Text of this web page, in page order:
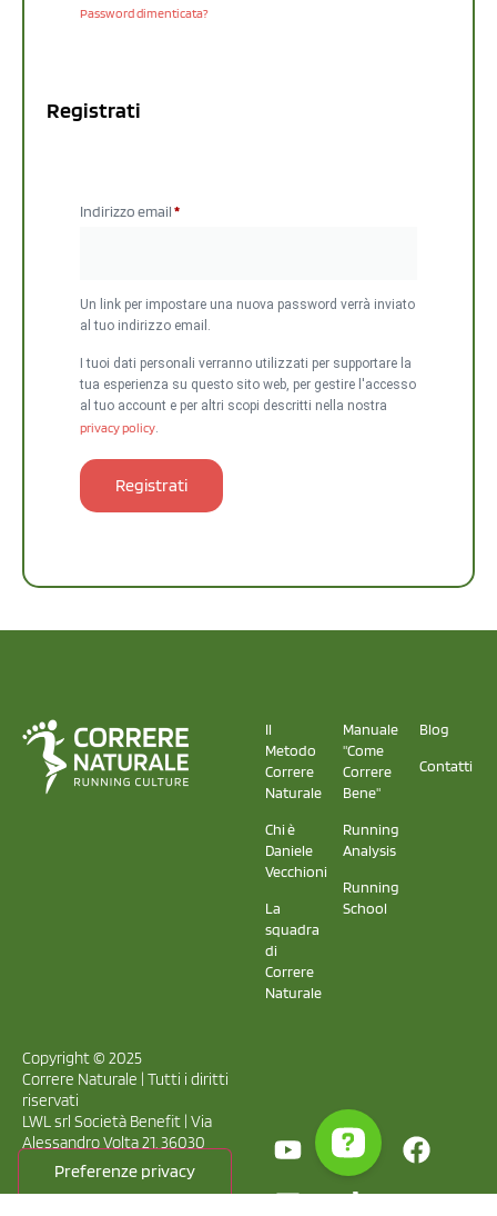
Password dimenticata?
Registrati
Indirizzo email*
Un link per impostare una nuova password verrà inviato
al tuo indirizzo email.
I tuoi dati personali verranno utilizzati per supportare la
tua esperienza su questo sito web, per gestire l'accesso
al tuo account e per altri scopi descritti nella nostra
privacy policy.
Registrati
Il
Metodo
Correre
Naturale
Chi è
Daniele
Vecchioni
La
squadra
di
Correre
Naturale
Manuale
"Come
Correre
Bene"
Running
Analysis
Running
School
Blog
Contatti
Copyright © 2025
Correre Naturale | Tutti i diritti
riservati
LWL srl Società Benefit | Via
Alessandro Volta 21, 36030
Caldogno – VI
Capitale sociale € 10.000 i.v. |